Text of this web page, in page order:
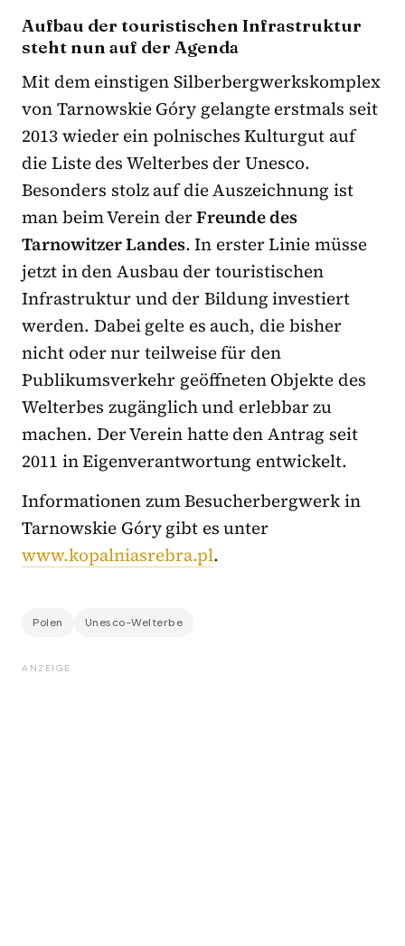
Aufbau der touristischen Infrastruktur
steht nun auf der Agenda
Mit dem einstigen Silberbergwerkskomplex
von Tarnowskie Góry gelangte erstmals seit
2013 wieder ein polnisches Kulturgut auf
die Liste des Welterbes der Unesco.
Besonders stolz auf die Auszeichnung ist
man beim Verein derFreunde des
Tarnowitzer Landes. In erster Linie müsse
jetzt in den Ausbau der touristischen
Infrastruktur und der Bildung investiert
werden. Dabei gelte es auch, die bisher
nicht oder nur teilweise für den
Publikumsverkehr geöffneten Objekte des
Welterbes zugänglich und erlebbar zu
machen. Der Verein hatte den Antrag seit
2011 in Eigenverantwortung entwickelt.
Informationen zum Besucherbergwerk in
Tarnowskie Góry gibt es unter
www.kopalniasrebra.pl.
Polen Unesco-Welterbe
ANZEIGE